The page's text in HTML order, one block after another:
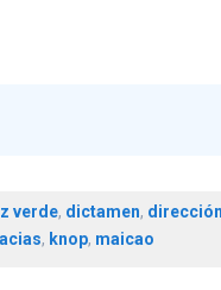
verde, dictamen,
, knop, maicao